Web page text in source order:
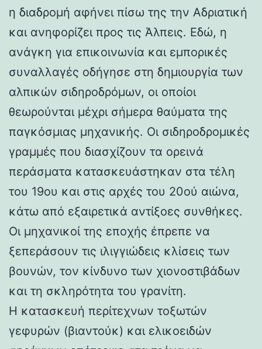
η διαδρομή αφήνει πίσω της την Αδριατική
και ανηφορίζει προς τις Άλπεις. Εδώ, η
ανάγκη για επικοινωνία και εμπορικές
συναλλαγές οδήγησε στη δημιουργία των
αλπικών σιδηροδρόμων, οι οποίοι
θεωρούνται μέχρι σήμερα θαύματα της
παγκόσμιας μηχανικής. Οι σιδηροδρομικές
γραμμές που διασχίζουν τα ορεινά
περάσματα κατασκευάστηκαν στα τέλη
του 19ου και στις αρχές του 20ού αιώνα,
κάτω από εξαιρετικά αντίξοες συνθήκες.
Οι μηχανικοί της εποχής έπρεπε να
ξεπεράσουν τις ιλιγγιώδεις κλίσεις των
βουνών, τον κίνδυνο των χιονοστιβάδων
και τη σκληρότητα του γρανίτη.
Η κατασκευή περίτεχνων τοξωτών
γεφυρών (βιαντούκ) και ελικοειδών